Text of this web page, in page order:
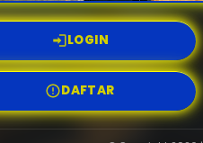
LOGIN
DAFTAR